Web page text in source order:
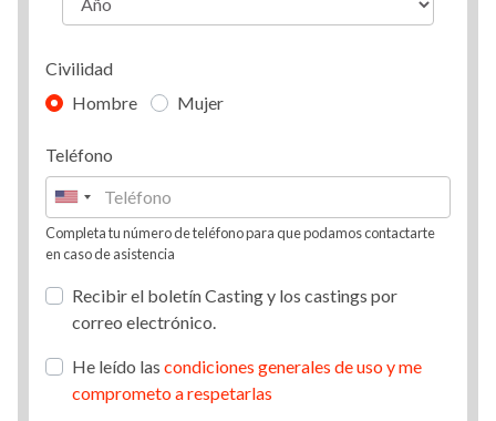
Civilidad
Hombre
Mujer
Teléfono
Completa tu número de teléfono para que podamos contactarte
en caso de asistencia
Recibir el boletín Casting y los castings por
correo electrónico.
He leído las condiciones generales de uso y me
comprometo a respetarlas